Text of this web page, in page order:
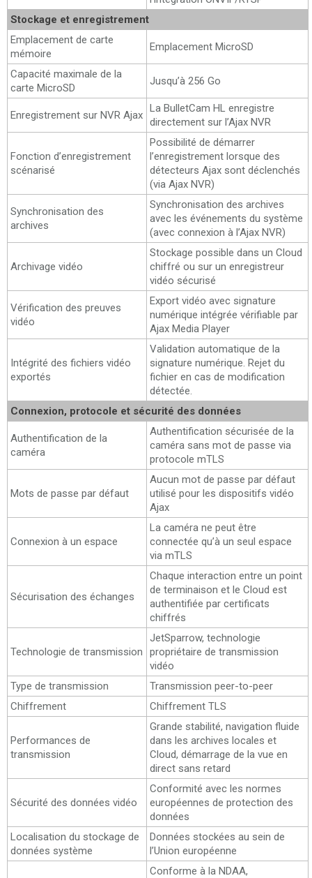
Stockage et enregistrement
Emplacement de carte
mémoire
Emplacement MicroSD
Capacité maximale de la
carte MicroSD
Jusqu’à 256 Go
Enregistrement sur NVR Ajax
La BulletCam HL enregistre
directement sur l’Ajax NVR
Fonction d’enregistrement
scénarisé
Possibilité de démarrer
l’enregistrement lorsque des
détecteurs Ajax sont déclenchés
(via Ajax NVR)
Synchronisation des
archives
Synchronisation des archives
avec les événements du système
(avec connexion à l’Ajax NVR)
Archivage vidéo
Stockage possible dans un Cloud
chiffré ou sur un enregistreur
vidéo sécurisé
Vérification des preuves
vidéo
Export vidéo avec signature
numérique intégrée vérifiable par
Ajax Media Player
Intégrité des fichiers vidéo
exportés
Validation automatique de la
signature numérique. Rejet du
fichier en cas de modification
détectée.
Connexion, protocole et sécurité des données
Authentification de la
caméra
Authentification sécurisée de la
caméra sans mot de passe via
protocole mTLS
Mots de passe par défaut
Aucun mot de passe par défaut
utilisé pour les dispositifs vidéo
Ajax
Connexion à un espace
La caméra ne peut être
connectée qu’à un seul espace
via mTLS
Sécurisation des échanges
Chaque interaction entre un point
de terminaison et le Cloud est
authentifiée par certificats
chiffrés
Technologie de transmission
JetSparrow, technologie
propriétaire de transmission
vidéo
Type de transmission
Transmission peer-to-peer
Chiffrement
Chiffrement TLS
Performances de
transmission
Grande stabilité, navigation fluide
dans les archives locales et
Cloud, démarrage de la vue en
direct sans retard
Sécurité des données vidéo
Conformité avec les normes
européennes de protection des
données
Localisation du stockage de
données système
Données stockées au sein de
l’Union européenne
Conforme à la NDAA,